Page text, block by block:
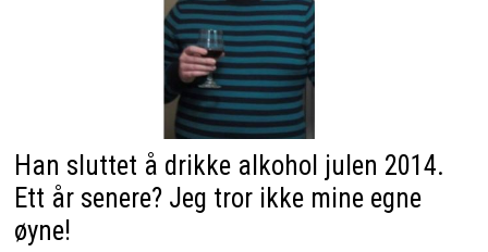
Han sluttet å drikke alkohol julen 2014.
Ett år senere? Jeg tror ikke mine egne
øyne!